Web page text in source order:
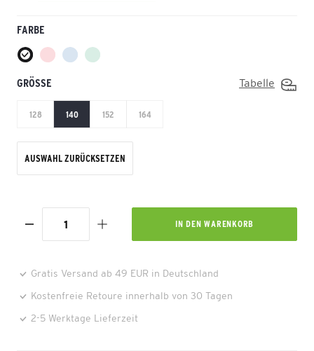
FARBE
GRÖSSE Tabelle
128 140 152 164
AUSWAHL ZURÜCKSETZEN
IN DEN WARENKORB
Gratis Versand ab 49 EUR in Deutschland
Kostenfreie Retoure innerhalb von 30 Tagen
2-5 Werktage Lieferzeit